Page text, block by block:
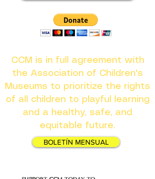
CCM is in full agreement with
the Association of Children's
Museums to prioritize the rights
of all children to playful learning
and a healthy, safe, and
equitable future.
BOLETÍN MENSUAL